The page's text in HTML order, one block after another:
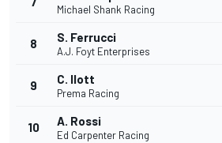
Michael Shank Racing
8 S. Ferrucci
A.J. Foyt Enterprises
9 C. Ilott
Prema Racing
10 A. Rossi
Ed Carpenter Racing